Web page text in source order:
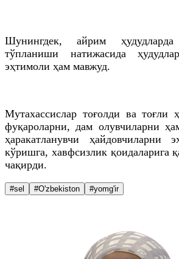
Шунингдек, айрим
тўпланиши натижасида
эҳтимоли ҳам мавжуд.
Мутахассислар тоғолди ва тоғли
фуқароларни, дам олувчиларни
ҳаракатланувчи ҳайдовчиларни
кўришга, хавфсизлик қоидаларига
чақирди.
#sel #O'zbekiston #yomg'ir